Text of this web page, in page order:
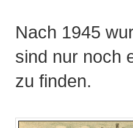
Nach 1945
sind nur noch
zu finden.